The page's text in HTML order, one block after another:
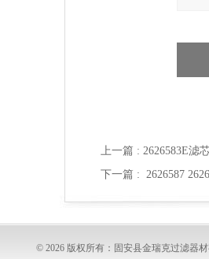
上一篇 : 2626583E滤
下一篇 : 2626587
© 2026 版权所有：固安县金瑞克过滤器